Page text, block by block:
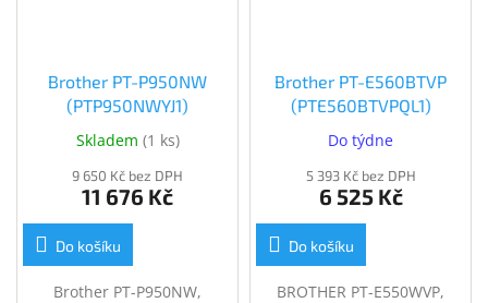
Brother PT-P950NW
(PTP950NWYJ1)
Skladem (1 ks)
9 650 Kč bez DPH
11 676 Kč
Do košíku
Brother PT-P950NW,
Brother PT-E560BTVP
(PTE560BTVPQL1)
Do týdne
5 393 Kč bez DPH
6 525 Kč
Do košíku
BROTHER PT-E550WVP,